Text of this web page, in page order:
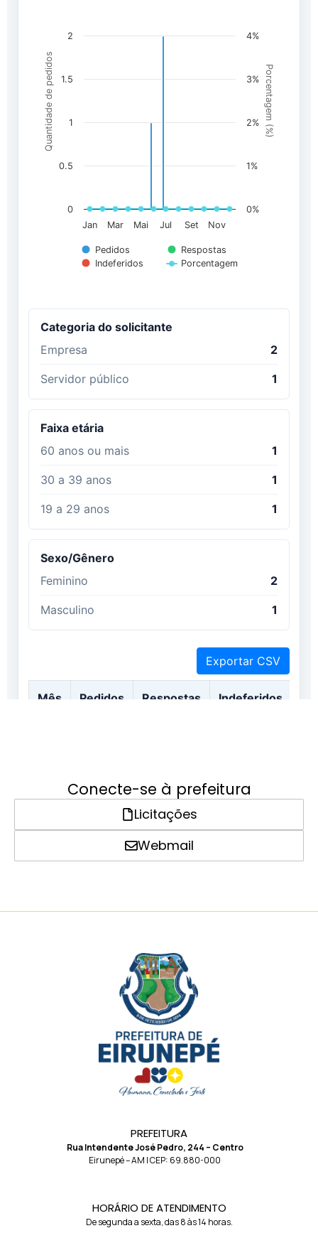
Conecte-se à prefeitura
Licitações
Webmail
PREFEITURA
Rua Intendente José Pedro, 244 – Centro
Eirunepé – AM | CEP: 69.880-000
HORÁRIO DE ATENDIMENTO
De segunda a sexta, das 8 às 14 horas.